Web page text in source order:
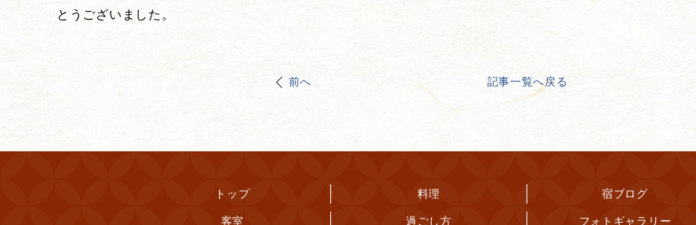
とうございました。
前へ 記事一覧へ戻る
トップ
客室
料理
過ごし方
宿ブログ
フォトギャラリー